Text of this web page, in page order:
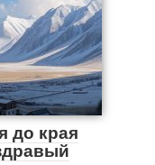
до края